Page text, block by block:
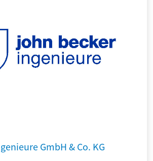
GmbH & Co. KG